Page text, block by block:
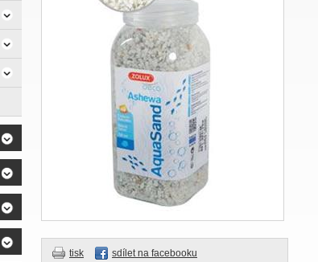
tisk sdílet na facebooku